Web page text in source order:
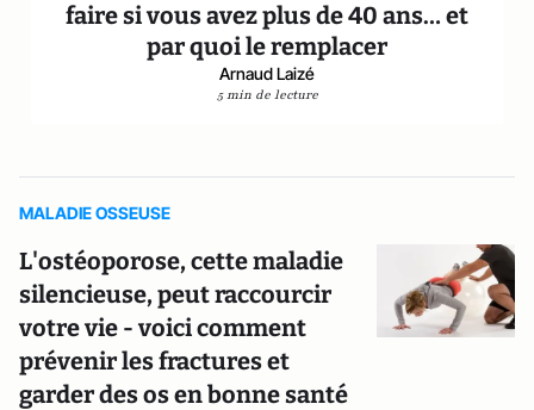
faire si vous avez plus de 40 ans… et
par quoi le remplacer
Arnaud Laizé
5 min de lecture
MALADIE OSSEUSE
L'ostéoporose, cette maladie
silencieuse, peut raccourcir
votre vie - voici comment
prévenir les fractures et
garder des os en bonne santé